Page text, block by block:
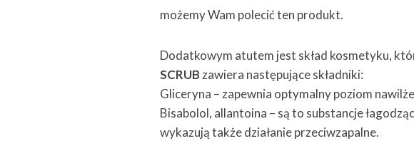
możemy Wam polecić ten produkt.
Dodatkowym atutem jest skład kosmetyku,
SCRUBzawiera następujące składniki:
Gliceryna – zapewnia optymalny poziom
Bisabolol, allantoina – są to substancje
wykazują także działanie przeciwzapalne.